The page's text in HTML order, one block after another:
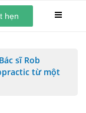
hẹn
Bác sĩ Rob
từ một